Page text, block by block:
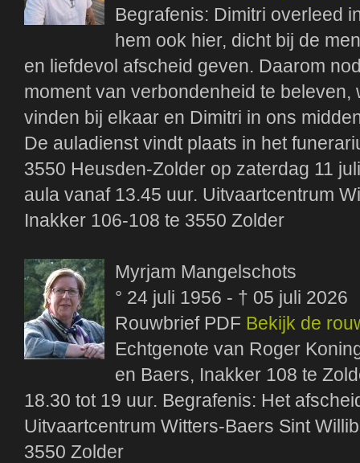
Begrafenis: Dimitri overleed
hem ook hier, dicht bij de
en liefdevol afscheid geven. Daarom
moment van verbondenheid te
vinden bij elkaar en Dimitri in ons
De auladienst vindt plaats in het
3550 Heusden-Zolder op zaterdag 11
aula vanaf 13.45 uur. Uitvaartcentrum
Inakker 106-108 te 3550 Zolder
Myrjam Mangelschots
° 24 juli 1956 - † 05 juli 2026
Rouwbrief PDF Bekijk de
Echtgenote van Roger
en Baers, Inakker 108 te
18.30 tot 19 uur. Begrafenis: Het
Uitvaartcentrum Witters-Baers Sint
3550 Zolder